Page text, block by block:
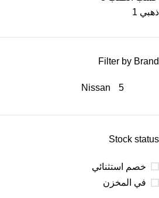
ذهبي 1
Filter by Brand
Nissan 5
Stock status
خصم استثنائي
في المخزن